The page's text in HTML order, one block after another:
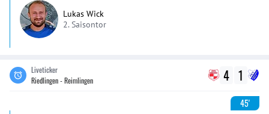
Lukas Wick
2. Saisontor
Liveticker
Riedlingen - Reimlingen
4 1
45'